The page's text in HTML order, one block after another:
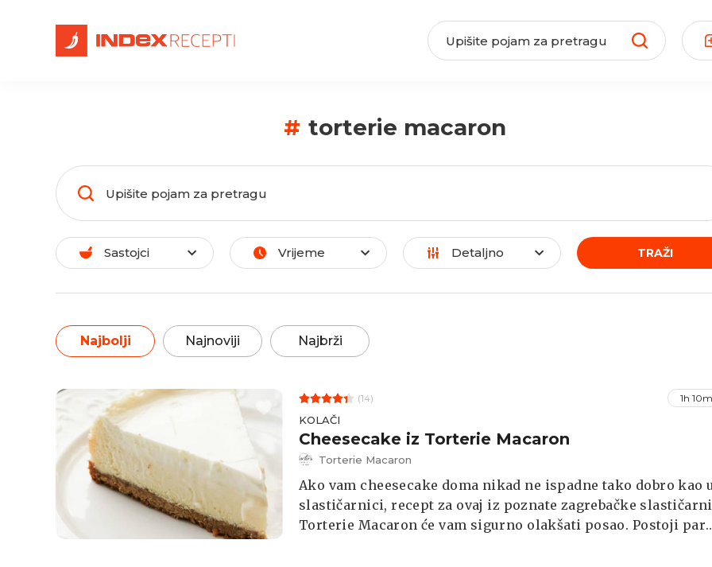
# torterie macaron
Sastojci Vrijeme Detaljno TRAŽI
Najbolji Najnoviji Najbrži
(14) 1h
KOLAČI
Cheesecake iz Torterie Macaron
Torterie Macaron
Ako vam cheesecake doma nikad ne ispadne tako dobro kao
slastičarnici, recept za ovaj iz poznate zagrebačke
Torterie Macaron će vam sigurno olakšati posao. Postoji par